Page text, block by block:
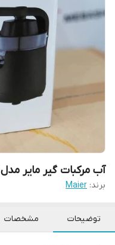
آب مرکبات گیر مایر مدل MR-4003
برند: Maier
توضیحات مشخصات